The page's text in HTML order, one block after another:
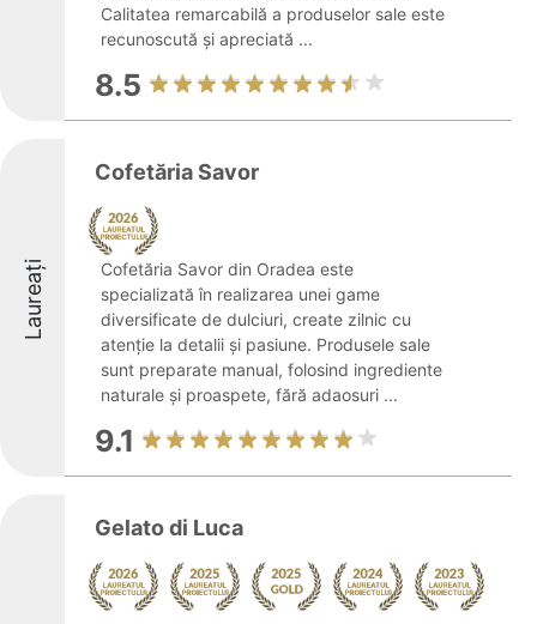
Calitatea remarcabilă a produselor sale este
recunoscută și apreciată ...
8.5
Laureați
Cofetăria Savor
Cofetăria Savor din Oradea este
specializată în realizarea unei game
diversificate de dulciuri, create zilnic cu
atenție la detalii și pasiune. Produsele sale
sunt preparate manual, folosind ingrediente
naturale și proaspete, fără adaosuri ...
9.1
Gelato di Luca